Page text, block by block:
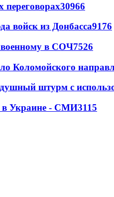
переговорах30966
войск из Донбасса9176
в СОЧ7526
Коломойского
штурм с
в Украине - СМИ3115